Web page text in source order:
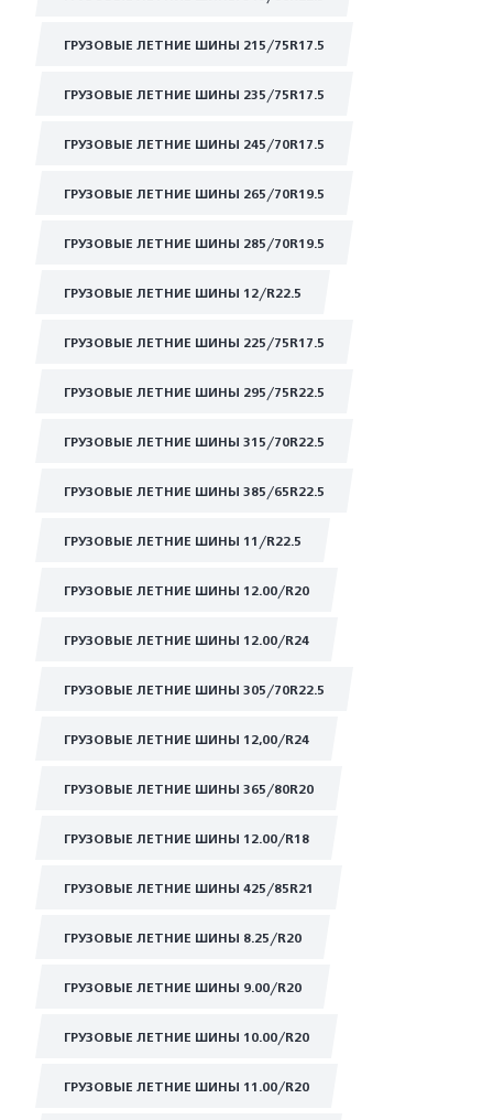
ГРУЗОВЫЕ ЛЕТНИЕ ШИНЫ 215/75R17.5
ГРУЗОВЫЕ ЛЕТНИЕ ШИНЫ 235/75R17.5
ГРУЗОВЫЕ ЛЕТНИЕ ШИНЫ 245/70R17.5
ГРУЗОВЫЕ ЛЕТНИЕ ШИНЫ 265/70R19.5
ГРУЗОВЫЕ ЛЕТНИЕ ШИНЫ 285/70R19.5
ГРУЗОВЫЕ ЛЕТНИЕ ШИНЫ 12/R22.5
ГРУЗОВЫЕ ЛЕТНИЕ ШИНЫ 225/75R17.5
ГРУЗОВЫЕ ЛЕТНИЕ ШИНЫ 295/75R22.5
ГРУЗОВЫЕ ЛЕТНИЕ ШИНЫ 315/70R22.5
ГРУЗОВЫЕ ЛЕТНИЕ ШИНЫ 385/65R22.5
ГРУЗОВЫЕ ЛЕТНИЕ ШИНЫ 11/R22.5
ГРУЗОВЫЕ ЛЕТНИЕ ШИНЫ 12.00/R20
ГРУЗОВЫЕ ЛЕТНИЕ ШИНЫ 12.00/R24
ГРУЗОВЫЕ ЛЕТНИЕ ШИНЫ 305/70R22.5
ГРУЗОВЫЕ ЛЕТНИЕ ШИНЫ 12,00/R24
ГРУЗОВЫЕ ЛЕТНИЕ ШИНЫ 365/80R20
ГРУЗОВЫЕ ЛЕТНИЕ ШИНЫ 12.00/R18
ГРУЗОВЫЕ ЛЕТНИЕ ШИНЫ 425/85R21
ГРУЗОВЫЕ ЛЕТНИЕ ШИНЫ 8.25/R20
ГРУЗОВЫЕ ЛЕТНИЕ ШИНЫ 9.00/R20
ГРУЗОВЫЕ ЛЕТНИЕ ШИНЫ 10.00/R20
ГРУЗОВЫЕ ЛЕТНИЕ ШИНЫ 11.00/R20